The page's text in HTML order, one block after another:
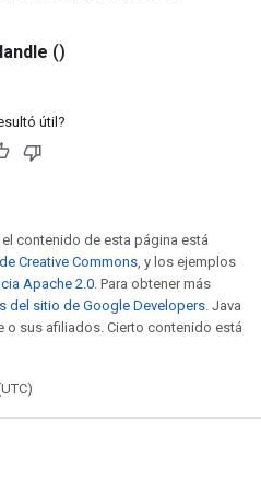
()
útil?
contenido de esta página está
Creative Commons, y los ejemplos
Apache 2.0. Para obtener más
del sitio de Google Developers. Java
o sus afiliados. Cierto contenido está